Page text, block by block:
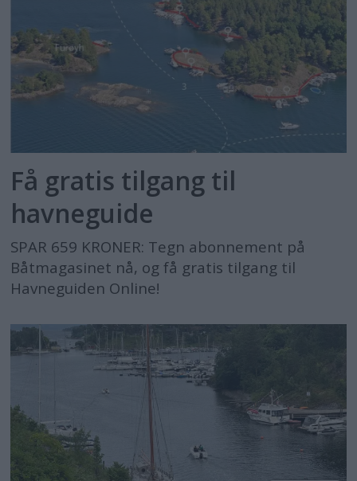
Få gratis tilgang til
havneguide
SPAR 659 KRONER: Tegn abonnement på
Båtmagasinet nå, og få gratis tilgang til
Havneguiden Online!